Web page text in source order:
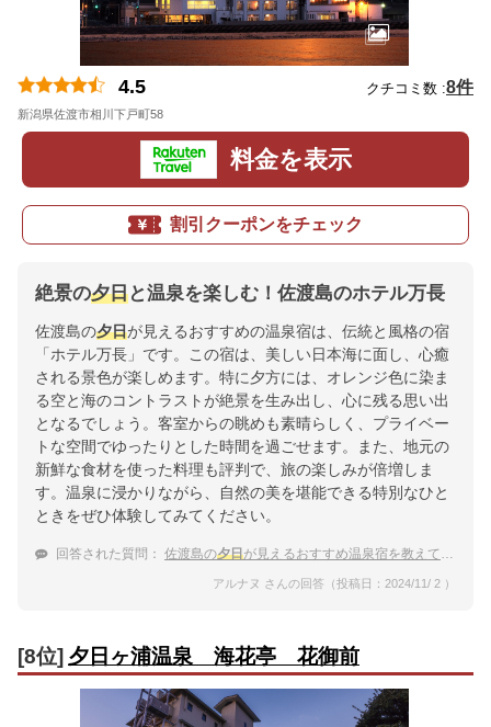
4.5 クチコミ数 :8件
新潟県佐渡市相川下戸町58
料金を表示
割引クーポンをチェック
絶景の夕日と温泉を楽しむ！佐渡島のホテル万長
佐渡島の夕日が見えるおすすめの温泉宿は、伝統と風格の宿
「ホテル万長」です。この宿は、美しい日本海に面し、心癒
される景色が楽しめます。特に夕方には、オレンジ色に染ま
る空と海のコントラストが絶景を生み出し、心に残る思い出
となるでしょう。客室からの眺めも素晴らしく、プライベー
トな空間でゆったりとした時間を過ごせます。また、地元の
新鮮な食材を使った料理も評判で、旅の楽しみが倍増しま
す。温泉に浸かりながら、自然の美を堪能できる特別なひと
ときをぜひ体験してみてください。
回答された質問： 佐渡島の夕日が見えるおすすめ温泉宿を教えてください
アルナヌ さんの回答（投稿日：2024/11/ 2 ）
[8位] 夕日ヶ浦温泉 海花亭 花御前